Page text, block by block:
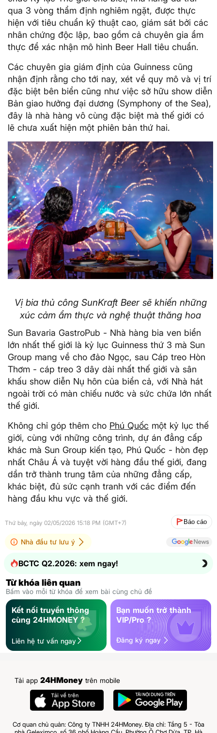
qua 3 vòng thẩm định nghiêm ngặt, được thực
hiện với tiêu chuẩn kỹ thuật cao, giám sát bởi các
nhân chứng độc lập, bao gồm cả chuyên gia ẩm
thực để xác nhận mô hình Beer Hall tiêu chuẩn.
Các chuyên gia giám định của Guinness cũng
nhận định rằng cho tới nay, xét về quy mô và vị trí
đặc biệt bên biển cũng như việc sở hữu show diễn
Bản giao hưởng đại dương (Symphony of the Sea),
đây là nhà hàng vô cùng đặc biệt mà thế giới có
lẽ chưa xuất hiện một phiên bản thứ hai.
Vị bia thủ công SunKraft Beer sẽ khiến những
xúc cảm ẩm thực và nghệ thuật thăng hoa
Sun Bavaria GastroPub - Nhà hàng bia ven biển
lớn nhất thế giới là kỷ lục Guinness thứ 3 mà Sun
Group mang về cho đảo Ngọc, sau Cáp treo Hòn
Thơm - cáp treo 3 dây dài nhất thế giới và sân
khấu show diễn Nụ hôn của biển cả, với Nhà hát
ngoài trời có màn chiếu nước và sức chứa lớn nhất
thế giới.
Không chỉ góp thêm cho Phú Quốc một kỷ lục thế
giới, cùng với những công trình, dự án đẳng cấp
khác mà Sun Group kiến tạo, Phú Quốc - hòn đẹp
nhất Châu Á và tuyệt vời hàng đầu thế giới, đang
dần trở thành trung tâm của những đẳng cấp,
khác biệt, đủ sức cạnh tranh với các điểm đến
hàng đầu khu vực và thế giới.
Thứ bảy, ngày 02/05/2026 15:18 PM (GMT+7) Báo cáo
Nhà đầu tư lưu ý
BCTC Q2.2026: xem ngay!
Từ khóa liên quan
Bấm vào mỗi từ khóa để xem bài cùng chủ đề
Kết nối truyền thông
cùng 24HMONEY ?
Liên hệ tư vấn ngay
Bạn muốn trở thành
VIP/Pro ?
Đăng ký ngay
Tải app 24HMoney trên mobile
Cơ quan chủ quản: Công ty TNHH 24HMoney. Địa chỉ: Tầng 5 - Tòa